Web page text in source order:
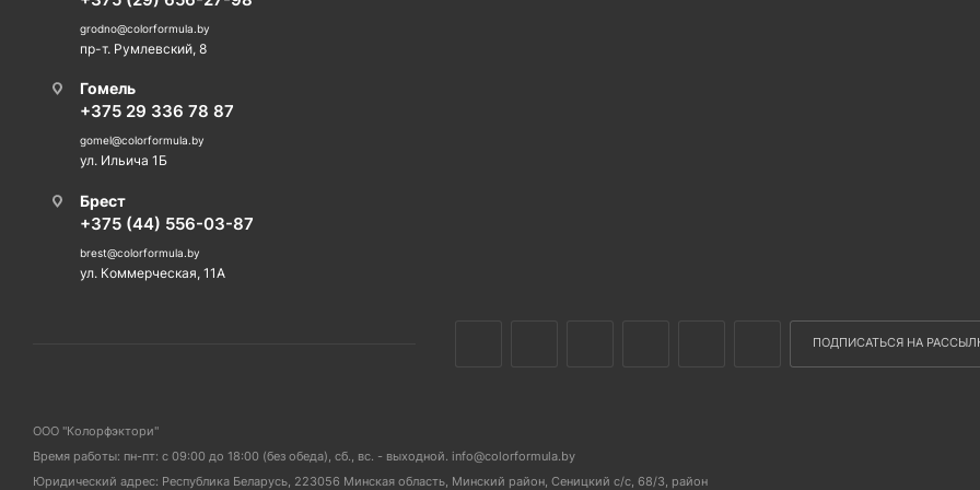
grodno@colorformula.by
пр-т. Румлевский, 8
Гомель
+375 29 336 78 87
gomel@colorformula.by
ул. Ильича 1Б
Брест
+375 (44) 556-03-87
brest@colorformula.by
ул. Коммерческая, 11А
ПОДПИСАТЬСЯ НА
ООО "Колорфэктори"
Время работы: пн-пт: с 09:00 до 18:00 (без обеда), сб., вс. - выходной. info@colorformula.by
Юридический адрес: Республика Беларусь, 223056 Минская область, Минский район, Сеницкий с/с, 68/3, район